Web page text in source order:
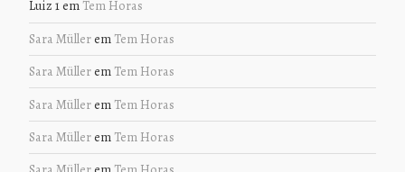
Luiz 1em Tem Horas
Sara Müllerem Tem Horas
Sara Müllerem Tem Horas
Sara Müllerem Tem Horas
Sara Müllerem Tem Horas